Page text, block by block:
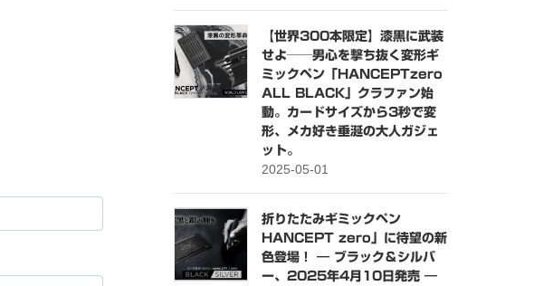
【世界300本限定】漆黒に武装
せよ──男心を撃ち抜く変形ギ
ミックペン「HANCEPTzero
ALL BLACK」クラファン始
動。カードサイズから3秒で変
形、メカ好き垂涎の大人ガジェ
ット。
2025-05-01
折りたたみギミックペン
HANCEPT zero」に待望の新
色登場！ ― ブラック＆シルバ
ー、2025年4月10日発売 ―